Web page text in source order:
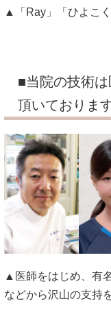
▲「Ray」「ひよこ
■当院の技術
頂いておりま
▲医師をはじめ、有
などから沢山の支持